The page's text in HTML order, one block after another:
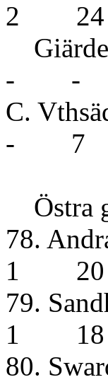
2 24
-
C.
- 7
Östra
78.
1 20
79.
1 18